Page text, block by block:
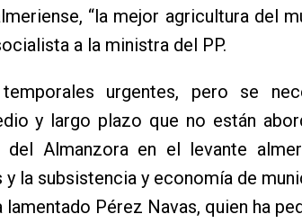
“la mejor agricultura del
a la ministra del PP.
urgentes, pero se
y largo plazo que no están
Almanzora en el levante
la subsistencia y economía de
Pérez Navas, quien ha